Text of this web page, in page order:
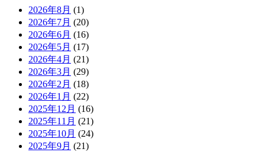
2026年8月 (1)
2026年7月 (20)
2026年6月 (16)
2026年5月 (17)
2026年4月 (21)
2026年3月 (29)
2026年2月 (18)
2026年1月 (22)
2025年12月 (16)
2025年11月 (21)
2025年10月 (24)
2025年9月 (21)